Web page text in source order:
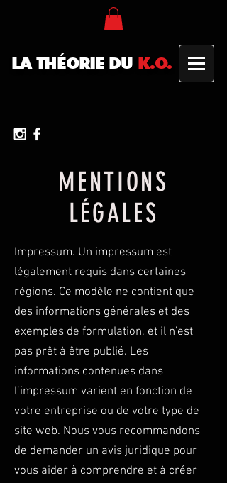
LA THÉORIE DU K.O.
MENTIONS
LÉGALES
Impressum. Un impressum est
légalement requis dans certaines
régions. Ce modèle ne contient que
des informations générales et des
exemples de formulation, et il n'est
pas prêt à être publié. Les
informations contenues dans
l’impressum varient en fonction de
votre entreprise ou de votre type de
site web. Nous vous recommandons
de demander un avis juridique pour
vous aider à comprendre et à créer